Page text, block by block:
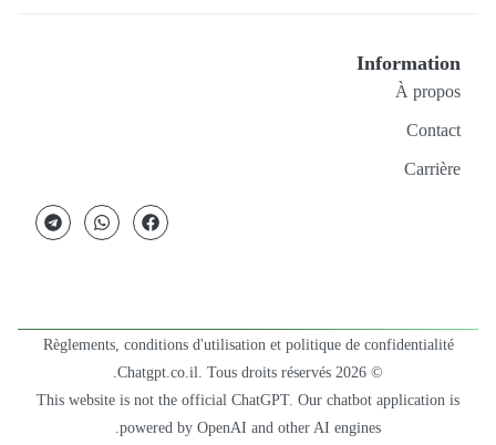
Information
À propos
Contact
Carrière
© 2026 Chatgpt.co.il. Tous droits réservés.
This website is not the official ChatGPT. Our chatbot application is
powered by OpenAI and other AI engines.
Règlements, conditions d'utilisation et politique de confidentialité